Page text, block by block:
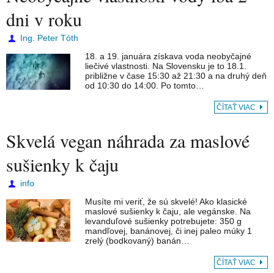
dni v roku
Ing. Peter Tóth
18. a 19. januára získava voda neobyčajné
liečivé vlastnosti. Na Slovensku je to 18.1.
približne v čase 15:30 až 21:30 a na druhý deň
od 10:30 do 14:00. Po tomto…
ČÍTAŤ VIAC
Skvelá vegan náhrada za maslové
sušienky k čaju
info
Musíte mi veriť, že sú skvelé! Ako klasické
maslové sušienky k čaju, ale vegánske. Na
levanduľové sušienky potrebujete: 350 g
mandľovej, banánovej, či inej paleo múky 1
zrelý (bodkovaný) banán…
ČÍTAŤ VIAC